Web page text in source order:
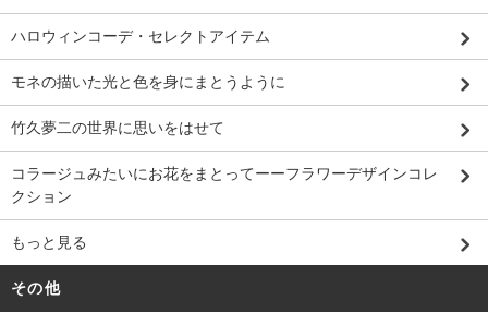
ハロウィンコーデ・セレクトアイテム
モネの描いた光と色を身にまとうように
竹久夢二の世界に思いをはせて
コラージュみたいにお花をまとってーーフラワーデザインコレ
クション
もっと見る
その他